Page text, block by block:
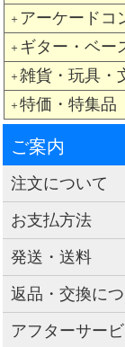
＋ アーケードコ
＋ ギター・ベー
＋ 雑貨・玩具・
＋ 特価・特集品
ご案内
注文について
お支払方法
発送・送料
返品・交換に
アフターサー